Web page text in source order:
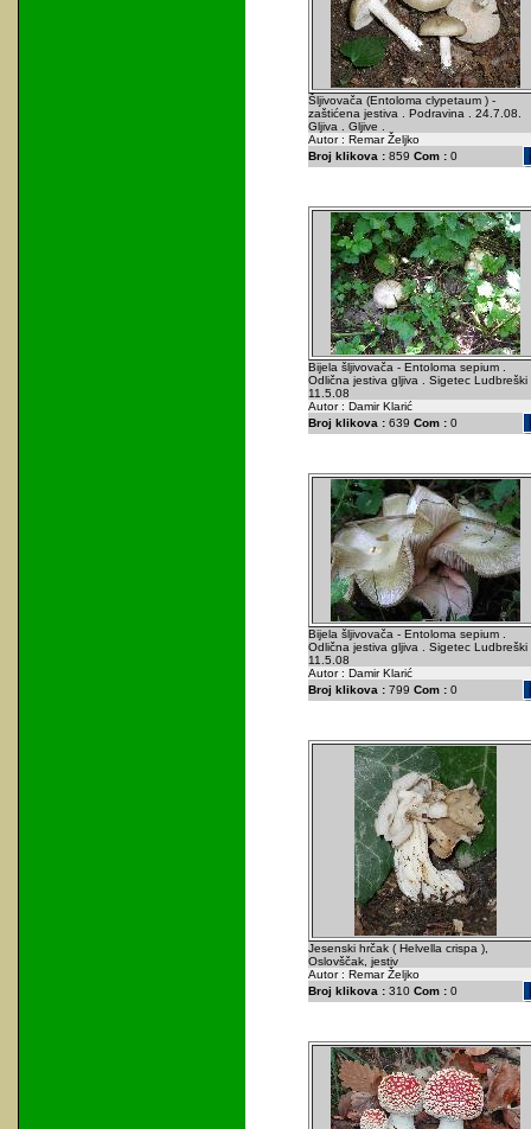
Šljivovača (Entoloma clypetaum ) -
zaštićena jestiva . Podravina . 24.7.08.
Gljiva . Gljive .
Autor : Remar Željko
Broj klikova :859 Com :0
Bijela šljivovača - Entoloma sepium .
Odlična jestiva gljiva . Sigetec Ludbreški
11.5.08
Autor : Damir Klarić
Broj klikova :639 Com :0
Bijela šljivovača - Entoloma sepium .
Odlična jestiva gljiva . Sigetec Ludbreški
11.5.08
Autor : Damir Klarić
Broj klikova :799 Com :0
Jesenski hrčak ( Helvella crispa ),
Oslovščak, jestiv
Autor : Remar Željko
Broj klikova :310 Com :0